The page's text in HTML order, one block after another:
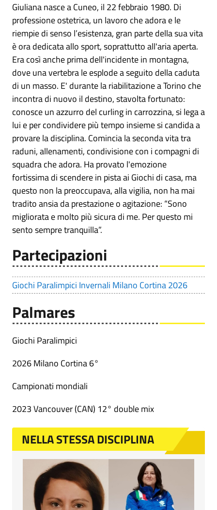
Giuliana nasce a Cuneo, il 22 febbraio 1980. Di
professione ostetrica, un lavoro che adora e le
riempie di senso l’esistenza, gran parte della sua vita
è ora dedicata allo sport, soprattutto all'aria aperta.
Era così anche prima dell'incidente in montagna,
dove una vertebra le esplode a seguito della caduta
di un masso. E' durante la riabilitazione a Torino che
incontra di nuovo il destino, stavolta fortunato:
conosce un azzurro del curling in carrozzina, si lega a
lui e per condividere più tempo insieme si candida a
provare la disciplina. Comincia la seconda vita tra
raduni, allenamenti, condivisione con i compagni di
squadra che adora. Ha provato l'emozione
fortissima di scendere in pista ai Giochi di casa, ma
questo non la preoccupava, alla vigilia, non ha mai
tradito ansia da prestazione o agitazione: “Sono
migliorata e molto più sicura di me. Per questo mi
sento sempre tranquilla”.
Partecipazioni
Giochi Paralimpici Invernali Milano Cortina 2026
Palmares
Giochi Paralimpici
2026 Milano Cortina 6°
Campionati mondiali
2023 Vancouver (CAN) 12° double mix
NELLA STESSA DISCIPLINA